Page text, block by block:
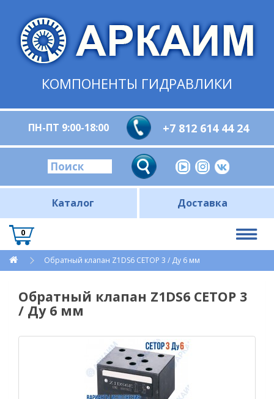
КОМПОНЕНТЫ ГИДРАВЛИКИ
ПН-ПТ 9:00-18:00 +7 812 614 44 24
Каталог Доставка
0
Обратный клапан Z1DS6 CETOP 3 / Ду 6 мм
Обратный клапан Z1DS6 CETOP 3
/ Ду 6 мм